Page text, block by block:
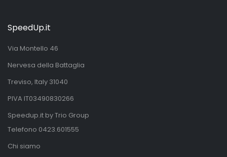
SpeedUp.it
Via Montello 46
Nervesa della Battaglia
Treviso, Italy 31040
PIVA IT03490830266
Speedup.it by Trio Group
Telefono 0423.601555
Chi siamo